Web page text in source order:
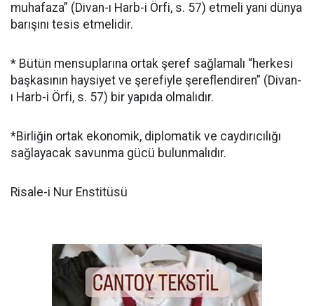
muhafaza” (Divan-ı Harb-i Örfi, s. 57) etmeli yani dünya
barışını tesis etmelidir.
* Bütün mensuplarına ortak şeref sağlamalı “herkesi
başkasının haysiyet ve şerefiyle şereflendiren” (Divan-
ı Harb-i Örfi, s. 57) bir yapıda olmalıdır.
*Birliğin ortak ekonomik, diplomatik ve caydırıcılığı
sağlayacak savunma gücü bulunmalıdır.
Risale-i Nur Enstitüsü